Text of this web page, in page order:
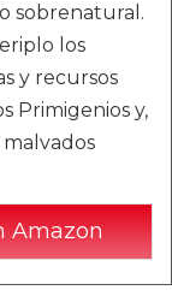
sobrenatural.
los
y recursos
Primigenios y,
Amazon